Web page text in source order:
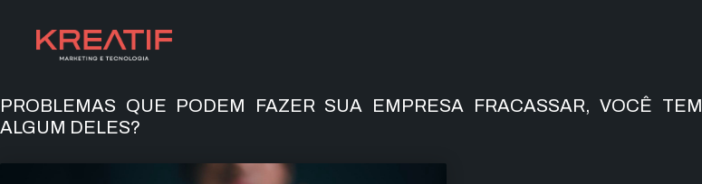
PROBLEMAS QUE PODEM FAZER SUA EMPRESA FRACASSAR, VOCÊ TEM
ALGUM DELES?